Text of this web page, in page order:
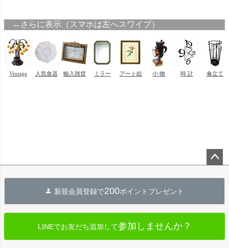
へ
新規会員登録で200ポイントプレゼント
LINEでお友だち追加して参加しませんか？